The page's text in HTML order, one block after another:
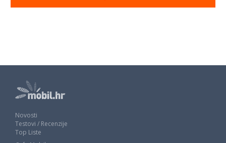
Novosti
Testovi / Recenzije
Top Liste